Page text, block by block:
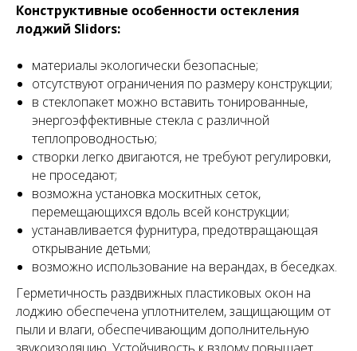
Конструктивные особенности остекления
лоджий Slidors:
материалы экологически безопасные;
отсутствуют ограничения по размеру конструкции;
в стеклопакет можно вставить тонированные,
энергоэффективные стекла с различной
теплопроводностью;
створки легко двигаются, не требуют регулировки,
не проседают;
возможна установка москитных сеток,
перемещающихся вдоль всей конструкции;
устанавливается фурнитура, предотвращающая
открывание детьми;
возможно использование на верандах, в беседках.
Герметичность раздвижных пластиковых окон на
лоджию обеспечена уплотнителем, защищающим от
пыли и влаги, обеспечивающим дополнительную